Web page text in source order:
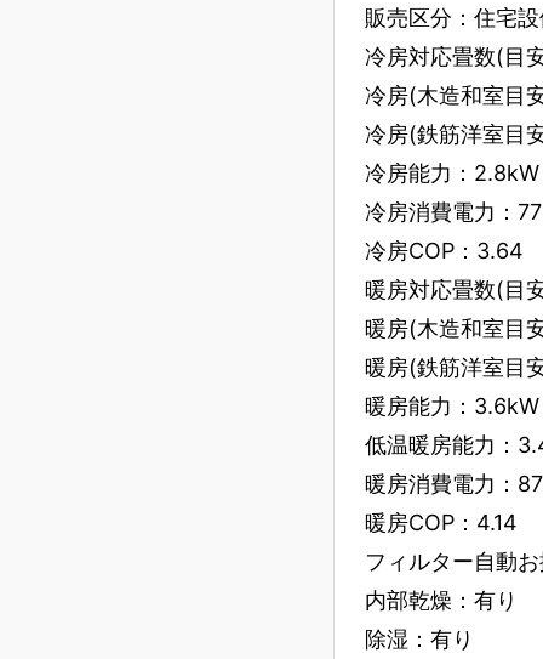
販売区分：住宅
冷房対応畳数(目
冷房(木造和室目
冷房(鉄筋洋室目
冷房能力：2.8kW
冷房消費電力：
冷房COP：3.64
暖房対応畳数(目
暖房(木造和室目
暖房(鉄筋洋室目
暖房能力：3.6kW
低温暖房能力：
暖房消費電力：
暖房COP：4.14
フィルター自動
内部乾燥：有り
除湿：有り